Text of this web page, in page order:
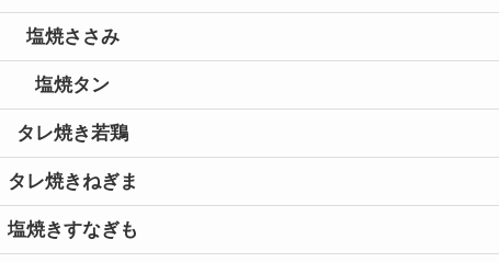
塩焼ささみ
塩焼タン
タレ焼き若鶏
タレ焼きねぎま
塩焼きすなぎも